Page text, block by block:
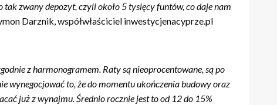
zwany depozyt, czyli około 5 tysięcy funtów, co daje nam
Darznik, współwłaściciel inwestycjenacyprze.pl
z harmonogramem. Raty są nieoprocentowane, są po
wynegocjować to, że do momentu ukończenia budowy oraz
już z wynajmu. Średnio rocznie jest to od 12 do 15%